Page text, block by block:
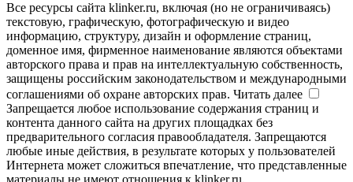
Все ресурсы сайта klinker.ru, включая (но не ограничиваясь)
текстовую, графическую, фотографическую и видео
информацию, структуру, дизайн и оформление страниц,
доменное имя, фирменное наименование являются объектами
авторского права и прав на интеллектуальную собственность,
защищены российским законодательством и международными
соглашениями об охране авторских прав. Читать далее
Запрещается любое использование содержания страниц и
контента данного сайта на других площадках без
предварительного согласия правообладателя. Запрещаются
любые иные действия, в результате которых у пользователей
Интернета может сложиться впечатление, что представленные
материалы не имеют отношения к klinker.ru.